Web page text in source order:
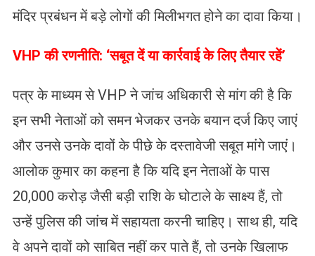
मंदिर प्रबंधन में बड़े लोगों की मिलीभगत होने का दावा किया।
​VHP की रणनीति: ‘सबूत दें या कार्रवाई के लिए तैयार रहें’
पत्र के माध्यम से VHP ने जांच अधिकारी से मांग की है कि
इन सभी नेताओं को समन भेजकर उनके बयान दर्ज किए जाएं
और उनसे उनके दावों के पीछे के दस्तावेजी सबूत मांगे जाएं।
आलोक कुमार का कहना है कि यदि इन नेताओं के पास
20,000 करोड़ जैसी बड़ी राशि के घोटाले के साक्ष्य हैं, तो
उन्हें पुलिस की जांच में सहायता करनी चाहिए। साथ ही, यदि
वे अपने दावों को साबित नहीं कर पाते हैं, तो उनके खिलाफ